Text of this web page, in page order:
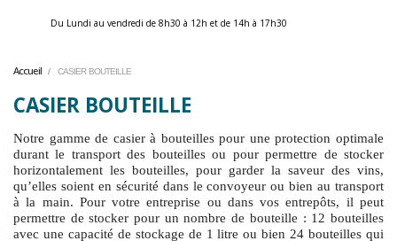
Du Lundi au vendredi de 8h30 à 12h et de 14h à 17h30 ​
Accueil CASIER BOUTEILLE
CASIER BOUTEILLE
Notre gamme de casier à bouteilles pour une protection optimale
durant le transport des bouteilles ou pour permettre de stocker
horizontalement les bouteilles, pour garder la saveur des vins,
qu’elles soient en sécurité dans le convoyeur ou bien au transport
à la main. Pour votre entreprise ou dans vos entrepôts, il peut
permettre de stocker pour un nombre de bouteille : 12 bouteilles
avec une capacité de stockage de 1 litre ou bien 24 bouteilles qui